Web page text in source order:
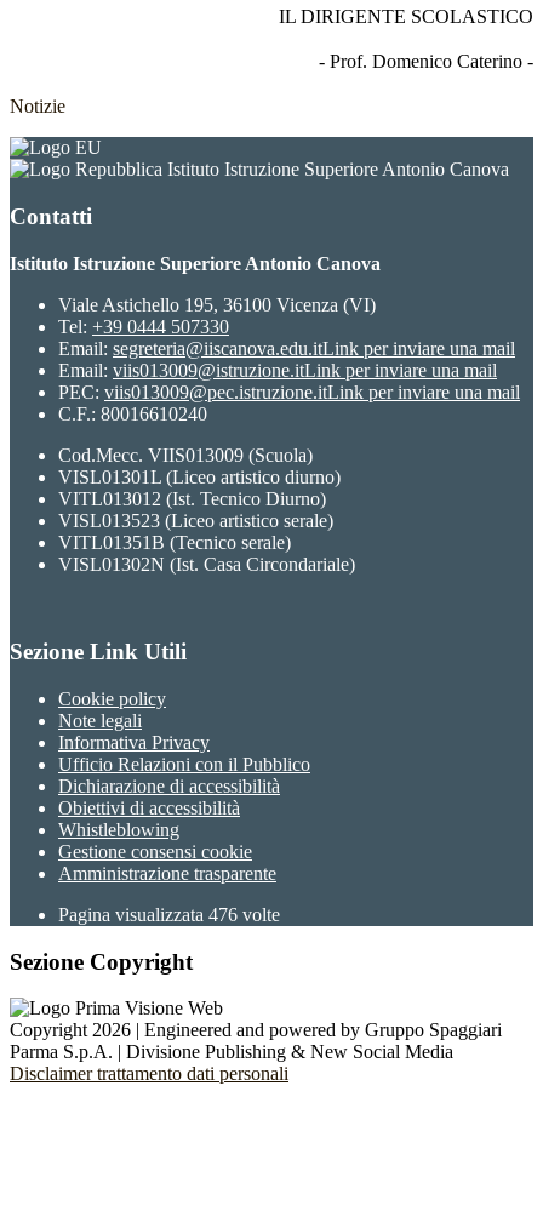
IL DIRIGENTE SCOLASTICO
- Prof. Domenico Caterino -
Notizie
Istituto Istruzione Superiore Antonio Canova
Contatti
Istituto Istruzione Superiore Antonio Canova
Viale Astichello 195, 36100 Vicenza (VI)
Tel: +39 0444 507330
Email: segreteria@iiscanova.edu.itLink per inviare una mail
Email: viis013009@istruzione.itLink per inviare una mail
PEC: viis013009@pec.istruzione.itLink per inviare una mail
C.F.: 80016610240
Cod.Mecc. VIIS013009 (Scuola)
VISL01301L (Liceo artistico diurno)
VITL013012 (Ist. Tecnico Diurno)
VISL013523 (Liceo artistico serale)
VITL01351B (Tecnico serale)
VISL01302N (Ist. Casa Circondariale)
Sezione Link Utili
Cookie policy
Note legali
Informativa Privacy
Ufficio Relazioni con il Pubblico
Dichiarazione di accessibilità
Obiettivi di accessibilità
Whistleblowing
Gestione consensi cookie
Amministrazione trasparente
Pagina visualizzata 476 volte
Sezione Copyright
Copyright 2026 | Engineered and powered by Gruppo Spaggiari
Parma S.p.A. | Divisione Publishing & New Social Media
Disclaimer trattamento dati personali